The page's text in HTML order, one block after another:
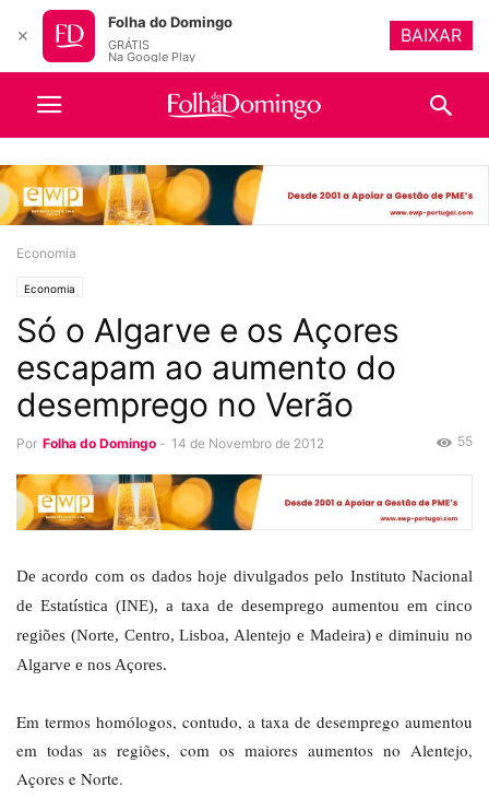
Economia
Economia
Só o Algarve e os Açores
escapam ao aumento do
desemprego no Verão
Por Folha do Domingo - 14 de Novembro de 2012 55
De acordo com os dados hoje divulgados pelo Instituto Nacional
de Estatística (INE), a taxa de desemprego aumentou em cinco
regiões (Norte, Centro, Lisboa, Alentejo e Madeira) e diminuiu no
Algarve e nos Açores.
Em termos homólogos, contudo, a taxa de desemprego aumentou
em todas as regiões, com os maiores aumentos no Alentejo,
Açores e Norte.
✕
Folha do Domingo
GRÁTIS
Na Google Play
BAIXAR